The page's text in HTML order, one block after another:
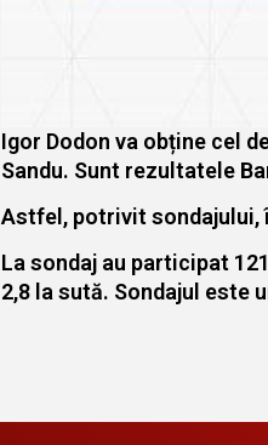
Igor Dodon va obține cel
Sandu. Sunt rezultatele
Astfel, potrivit sondajului,
La sondaj au participat
2,8 la sută. Sondajul este